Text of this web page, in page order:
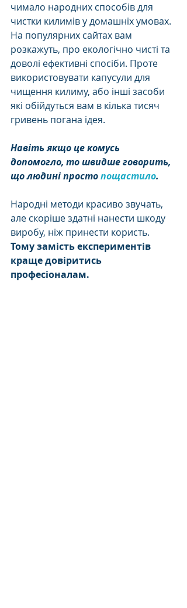
чимало народних способів для
чистки килимів у домашніх умовах.
На популярних сайтах вам
розкажуть, про екологічно чисті та
доволі ефективні спосіби. Проте
використовувати капусули для
чищення килиму, або інші засоби
які обійдуться вам в кілька тисяч
гривень погана ідея.
Навіть якщо це комусь
допомогло, то швидше говорить,
що людині просто пощастило.
Народні методи красиво звучать,
але скоріше здатні нанести шкоду
виробу, ніж принести користь.
Тому замість експериментів
краще довіритись
професіоналам.